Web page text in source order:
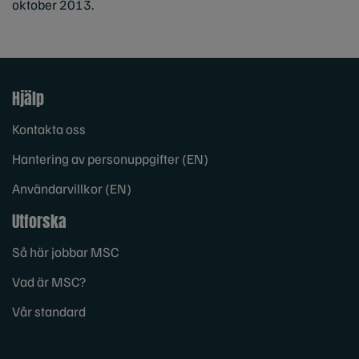
oktober 2013.
Hjälp
Kontakta oss
Hantering av personuppgifter (EN)
Användarvillkor (EN)
Utforska
Så här jobbar MSC
Vad är MSC?
Vår standard